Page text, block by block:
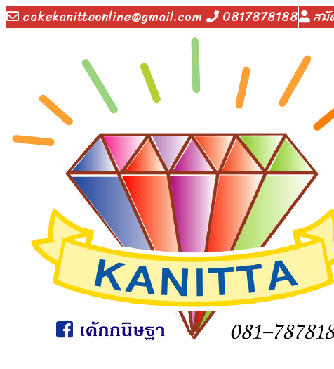
cakekanittaonline@gmail.com 0817878188 สมั